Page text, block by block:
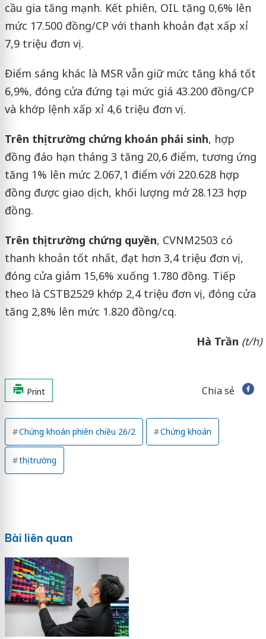
cầu gia tăng mạnh. Kết phiên, OIL tăng 0,6% lên
mức 17.500 đồng/CP với thanh khoản đạt xấp xỉ
7,9 triệu đơn vị.
Điểm sáng khác là MSR vẫn giữ mức tăng khá tốt
6,9%, đóng cửa đứng tại mức giá 43.200 đồng/CP
và khớp lệnh xấp xỉ 4,6 triệu đơn vị.
Trên thị trường chứng khoán phái sinh, hợp
đồng đáo hạn tháng 3 tăng 20,6 điểm, tương ứng
tăng 1% lên mức 2.067,1 điểm với 220.628 hợp
đồng được giao dịch, khối lượng mở 28.123 hợp
đồng.
Trên thị trường chứng quyền, CVNM2503 có
thanh khoản tốt nhất, đạt hơn 3,4 triệu đơn vị,
đóng cửa giảm 15,6% xuống 1.780 đồng. Tiếp
theo là CSTB2529 khớp 2,4 triệu đơn vị, đóng cửa
tăng 2,8% lên mức 1.820 đồng/cq.
Hà Trần (t/h)
Print Chia sẻ
Chứng khoán phiên chiều 26/2 Chứng khoán
thị trường
Bài liên quan